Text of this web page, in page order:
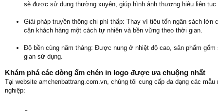
sẽ được sử dụng thường xuyên, giúp hình ảnh thương hiệu liên
Giải pháp truyền thông chi phí thấp: Thay vì tiêu tốn ngân sách
cận khách hàng một cách tự nhiên và bền vững theo thời gian.
Độ bền cùng năm tháng: Được nung ở nhiệt độ cao, sản phẩm
gian sử dụng.
Khám phá các dòng ấm chén in logo được ưa chuộng nhất
Tại website amchenbattrang.com.vn, chúng tôi cung cấp đa dạng các
nghiệp: